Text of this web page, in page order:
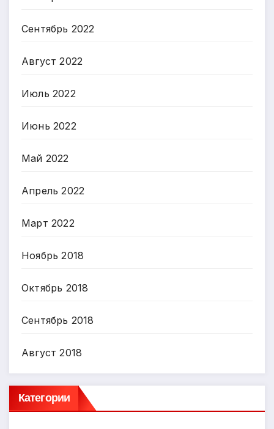
Сентябрь 2022
Август 2022
Июль 2022
Июнь 2022
Май 2022
Апрель 2022
Март 2022
Ноябрь 2018
Октябрь 2018
Сентябрь 2018
Август 2018
Категории